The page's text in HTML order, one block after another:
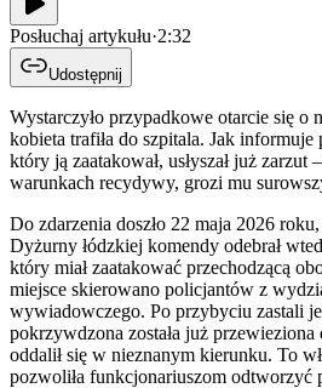
Posłuchaj artykułu·2:32
Udostępnij
Wystarczyło przypadkowe otarcie się o
kobieta trafiła do szpitala. Jak
który ją zaatakował, usłyszał już zarzut
warunkach recydywy, grozi mu
Do zdarzenia doszło 22 maja 2026
Dyżurny łódzkiej komendy odebrał
który miał zaatakować przechodzącą
miejsce skierowano policjantów z
wywiadowczego. Po przybyciu zastali
pokrzywdzona została już przewieziona
oddalił się w nieznanym kierunku. To
pozwoliła funkcjonariuszom odtworzyć